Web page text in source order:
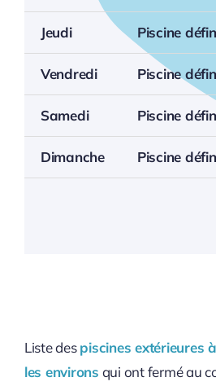
Jeudi Piscine
Vendredi Piscine
Samedi Piscine
Dimanche Piscine
Liste despiscines extérieures
les environs qui ont fermé au